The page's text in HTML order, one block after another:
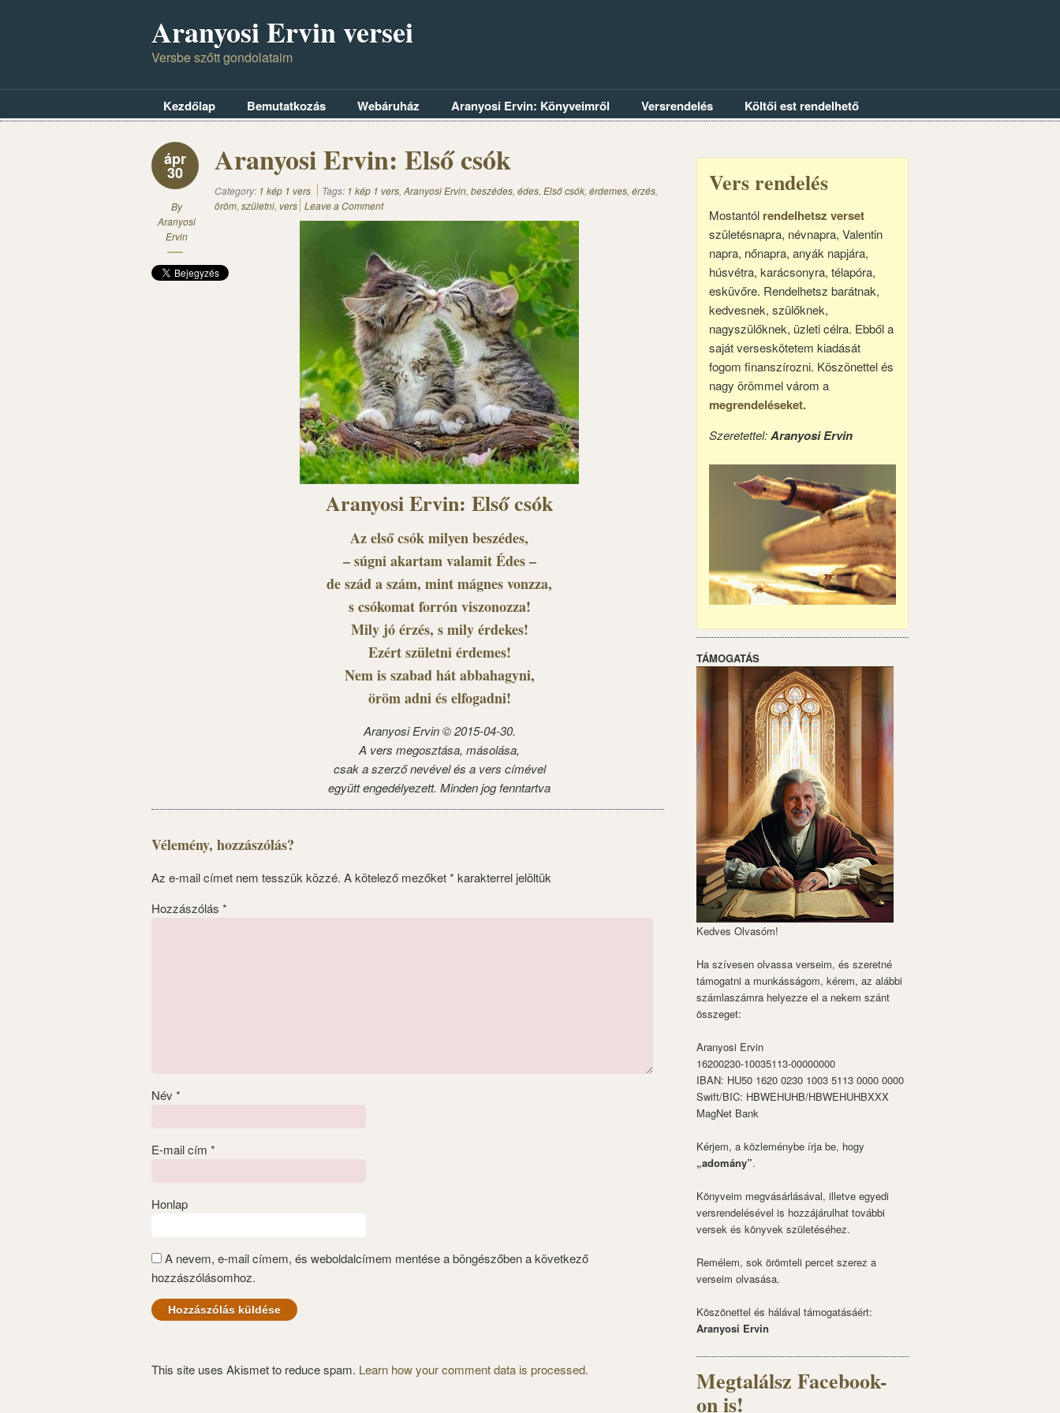
Aranyosi Ervin versei
Versbe szőtt gondolataim
Kezdőlap Bemutatkozás Webáruház Aranyosi Ervin: Könyveimről Versrendelés Költői est rendelhető
ápr
30
By
Aranyosi
Ervin
Aranyosi Ervin: Első csók
Category: 1 kép 1 vers Tags: 1 kép 1 vers, Aranyosi Ervin, beszédes, édes, Első csók, érdemes, érzés,
öröm, születni, vers Leave a Comment
Aranyosi Ervin: Első csók
Az első csók milyen beszédes,
– súgni akartam valamit Édes –
de szád a szám, mint mágnes vonzza,
s csókomat forrón viszonozza!
Mily jó érzés, s mily érdekes!
Ezért születni érdemes!
Nem is szabad hát abbahagyni,
öröm adni és elfogadni!
Aranyosi Ervin ©2015-04-30.
A vers megosztása, másolása,
csak a szerző nevével és a vers címével
együtt engedélyezett. Minden jog fenntartva
Vélemény, hozzászólás?
Az e-mail címet nem tesszük közzé. A kötelező mezőket* karakterrel jelöltük
Hozzászólás *
Név *
E-mail cím *
Honlap
A nevem, e-mail címem, és weboldalcímem mentése a böngészőben a következő
hozzászólásomhoz.
This site uses Akismet to reduce spam. Learn how your comment data is processed.
Vers rendelés
Mostantól rendelhetsz verset
születésnapra, névnapra, Valentin
napra, nőnapra, anyák napjára,
húsvétra, karácsonyra, télapóra,
esküvőre. Rendelhetsz barátnak,
kedvesnek, szülőknek,
nagyszülőknek, üzleti célra. Ebből a
saját verseskötetem kiadását
fogom finanszírozni. Köszönettel és
nagy örömmel várom a
megrendeléseket.
Szeretettel:Aranyosi Ervin
TÁMOGATÁS
Kedves Olvasóm!
Ha szívesen olvassa verseim, és szeretné
támogatni a munkásságom, kérem, az alábbi
számlaszámra helyezze el a nekem szánt
összeget:
Aranyosi Ervin
16200230-10035113-00000000
IBAN: HU50 1620 0230 1003 5113 0000 0000
Swift/BIC: HBWEHUHB/HBWEHUHBXXX
MagNet Bank
Kérjem, a közleménybe írja be, hogy
„adomány”.
Könyveim megvásárlásával, illetve egyedi
versrendelésével is hozzájárulhat további
versek és könyvek születéséhez.
Remélem, sok örömteli percet szerez a
verseim olvasása.
Köszönettel és hálával támogatásáért:
Aranyosi Ervin
Megtalálsz Facebook-
on is!